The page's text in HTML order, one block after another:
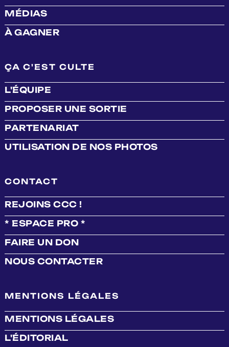
MÉDIAS
À GAGNER
ÇA C'EST CULTE
L'ÉQUIPE
PROPOSER UNE SORTIE
PARTENARIAT
UTILISATION DE NOS PHOTOS
CONTACT
REJOINS CCC !
* ESPACE PRO *
FAIRE UN DON
NOUS CONTACTER
MENTIONS LÉGALES
MENTIONS LÉGALES
L'ÉDITORIAL